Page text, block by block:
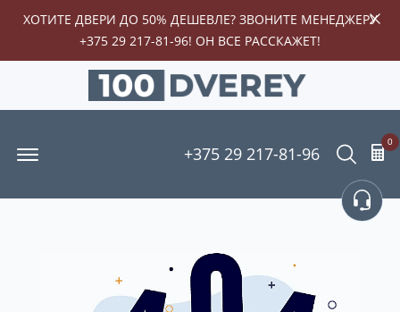
ХОТИТЕ ДВЕРИ ДО 50% ДЕШЕВЛЕ? ЗВОНИТЕ МЕНЕДЖЕРУ
+375 29 217-81-96! ОН ВСЕ РАССКАЖЕТ!
+375 29 217-81-96 Поиск
0